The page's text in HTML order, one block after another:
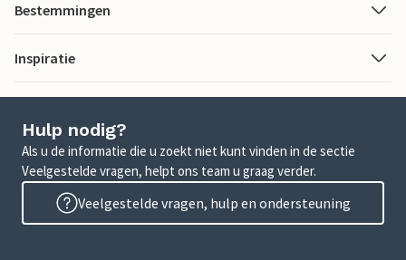
Bestemmingen
Inspiratie
Hulp nodig?
Als u de informatie die u zoekt niet kunt vinden in de sectie
Veelgestelde vragen, helpt ons team u graag verder.
Veelgestelde vragen, hulp en ondersteuning